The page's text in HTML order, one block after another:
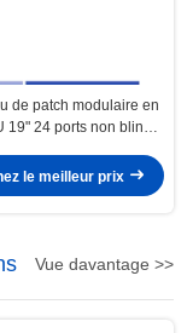
de patch modulaire en
19" 24 ports non blindé
le meilleur prix
Vue davantage >>